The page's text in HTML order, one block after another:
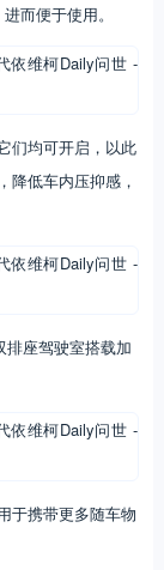
而便于使用。
们均可开启，以此
降低车内压抑感，
排座驾驶室搭载加
于携带更多随车物